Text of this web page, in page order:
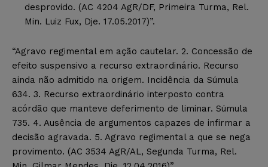
desprovido. (AC 4204 AgR/DF, Primeira Turma, Rel.
Min. Luiz Fux, Dje. 17.05.2017)”.
“Agravo regimental em ação cautelar. 2. Concessão de
efeito suspensivo a recurso extraordinário. Recurso
ainda não admitido na origem. Incidência da Súmula
634. 3. Recurso extraordinário interposto contra
acórdão que manteve deferimento de liminar. Súmula
735. 4. Ausência de argumentos capazes de infirmar a
decisão agravada. 5. Agravo regimental a que se nega
provimento. (AC 3534 AgR/AL, Segunda Turma, Rel.